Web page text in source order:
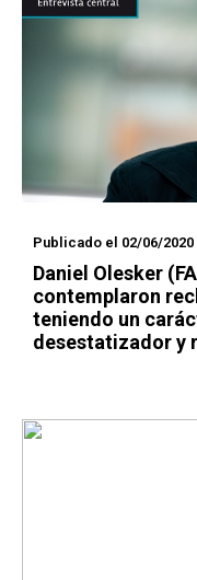
Publicado el 02/06/2020
Daniel Olesker
contemplaron
teniendo un
desestatizador y